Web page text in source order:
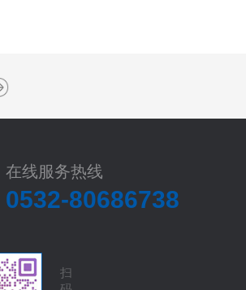
在线服务热线
0532-80686738
扫